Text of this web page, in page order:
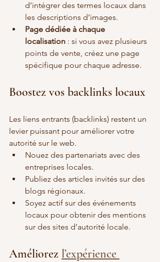
d’intégrer des termes locaux dans
les descriptions d’images.
Page dédiée à chaque
localisation : si vous avez plusieurs
points de vente, créez une page
spécifique pour chaque adresse.
Boostez vos backlinks locaux
Les liens entrants (backlinks) restent un
levier puissant pour améliorer votre
autorité sur le web.
Nouez des partenariats avec des
entreprises locales.
Publiez des articles invités sur des
blogs régionaux.
Soyez actif sur des événements
locaux pour obtenir des mentions
sur des sites d’autorité locale.
Améliorez l’expérience